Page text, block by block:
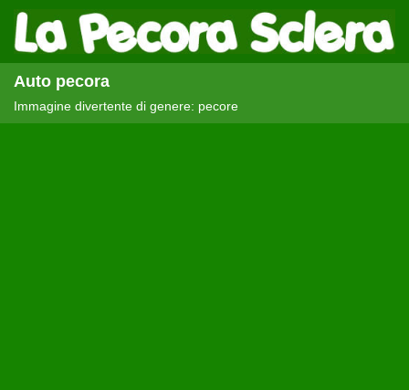
Auto pecora
Immagine divertente di genere: pecore